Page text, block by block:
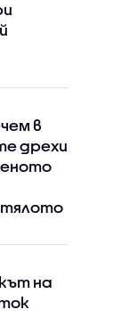
в
дрехи
на